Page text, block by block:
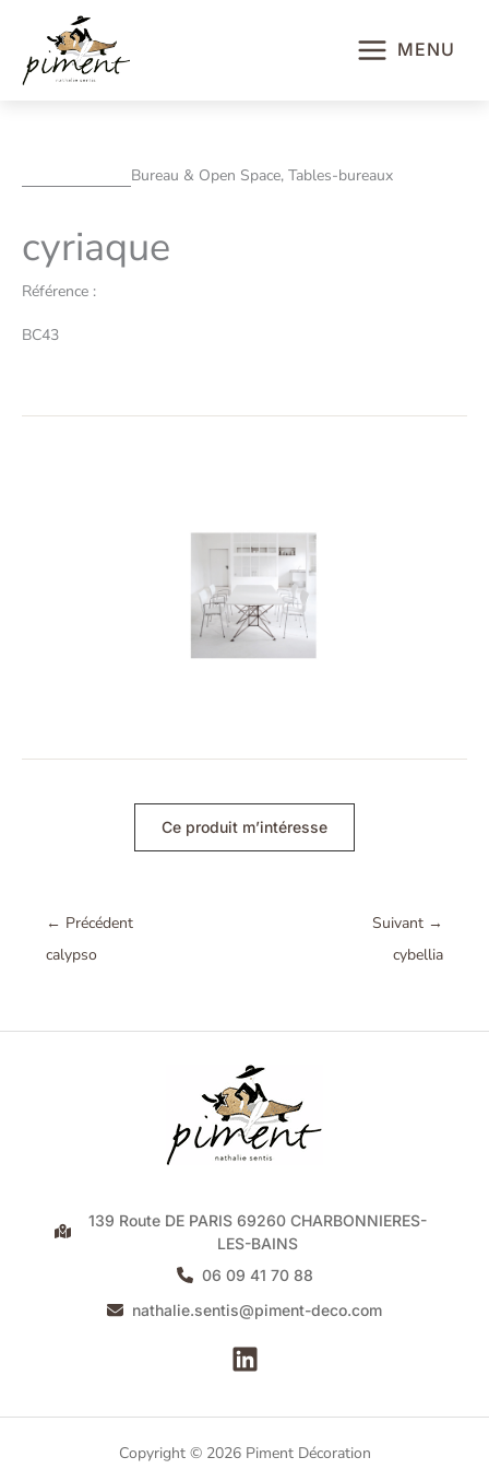
contenu
MENU
Bureau & Open Space, Tables-bureaux
cyriaque
Référence :
BC43
Ce produit m’intéresse
← Précédent
calypso
Suivant →
cybellia
139 Route DE PARIS 69260 CHARBONNIERES-
LES-BAINS
06 09 41 70 88
nathalie.sentis@piment-deco.com
Copyright © 2026 Piment Décoration